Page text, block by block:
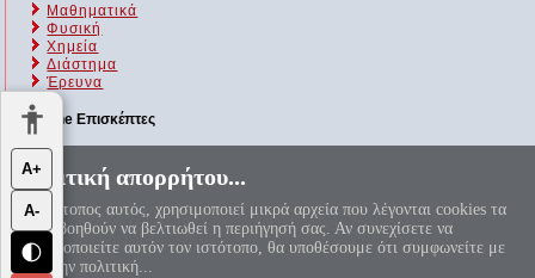
Μαθηματικά
Φυσική
Χημεία
Διάστημα
Έρευνα
Online Επισκέπτες
Αυτήν τη στιγμή επισκέπτονται τον ιστότοπό μας 209 guests και
κανένα μέλος
«Αεί ο Θεός ο Μέγας γεωμετρεί, το κύκλου μήκος ίνα
ορίση διαμέτρω, παρήγαγεν αριθμόν απέραντον, καί όν,
φεύ, ουδέποτε όλον θνητοί θα εύρωσι.»
π=3.1415926535897932384626...
Πολιτική απορρήτου...
Ο ιστότοπος αυτός, χρησιμοποιεί μικρά αρχεία που λέγονται cookies τα
οποία βοηθούν να βελτιωθεί η περιήγησή σας. Αν συνεχίσετε να
χρησιμοποιείτε αυτόν τον ιστότοπο, θα υποθέσουμε ότι συμφωνείτε με
αυτή την πολιτική...
Α+
Α-
🌓